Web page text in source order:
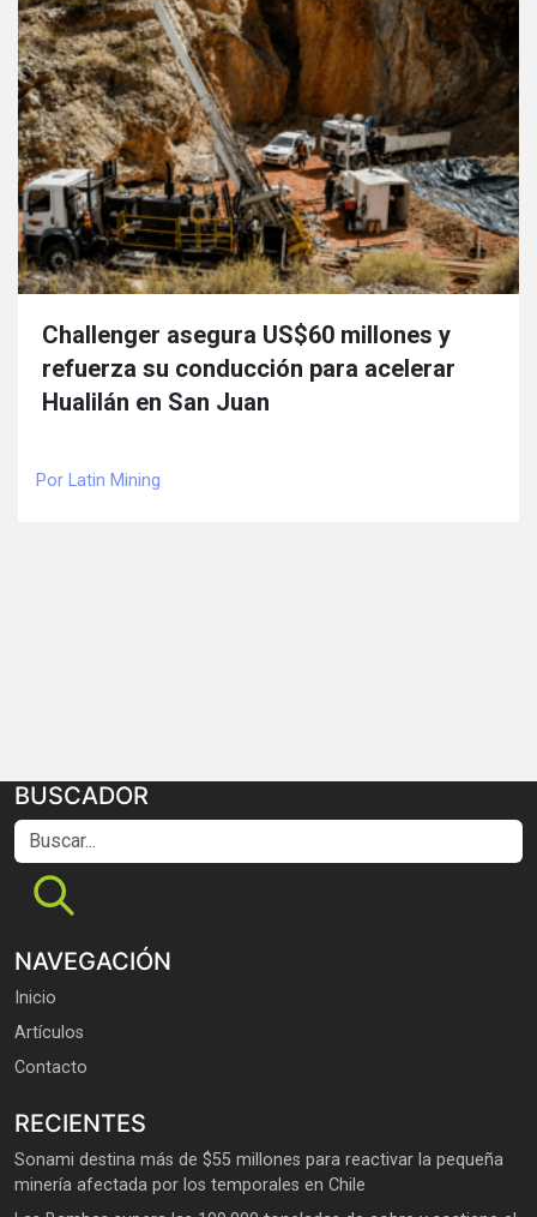
Challenger asegura US$60 millones y
refuerza su conducción para acelerar
Hualilán en San Juan
Por Latin Mining
BUSCADOR
Buscar...
NAVEGACIÓN
Inicio
Artículos
Contacto
RECIENTES
Sonami destina más de $55 millones para reactivar la pequeña
minería afectada por los temporales en Chile